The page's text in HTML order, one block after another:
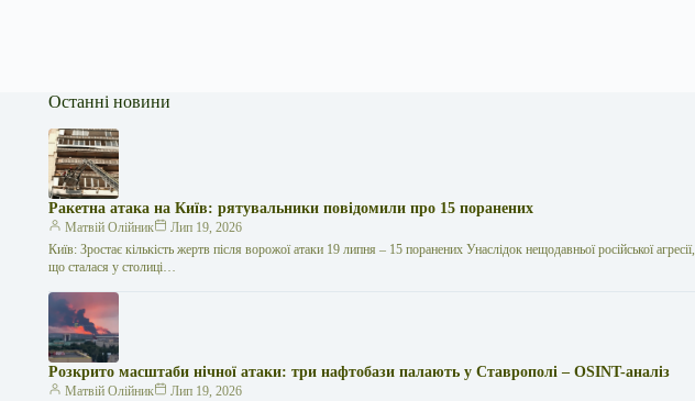
Останні новини
Ракетна атака на Київ: рятувальники повідомили про 15 поранених
Матвій Олійник
Лип 19, 2026
Київ: Зростає кількість жертв після ворожої атаки 19 липня – 15 поранених Унаслідок нещодавньої російської агресії,
що сталася у столиці…
Розкрито масштаби нічної атаки: три нафтобази палають у Ставрополі – OSINT-аналіз
Матвій Олійник Лип 19, 2026